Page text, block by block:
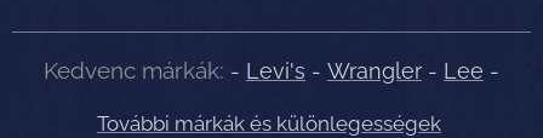
Kedvenc márkák: - Levi's - Wrangler - Lee -
További márkák és különlegességek